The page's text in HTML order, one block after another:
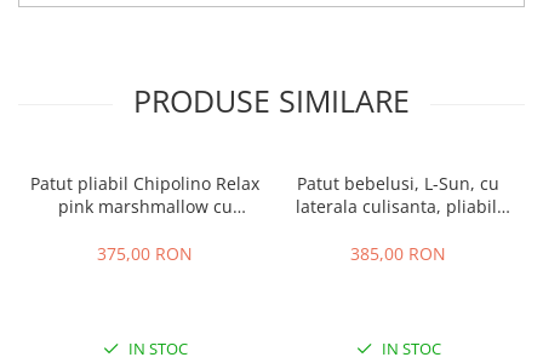
PRODUSE SIMILARE
Patut pliabil Chipolino Relax
pink marshmallow cu
375,00 RON
IN STOC
Patut bebelusi, L-Sun, cu
laterala culisanta, pliabil,
baldachin si jucarie carusel,
385,00 RON
IN STOC